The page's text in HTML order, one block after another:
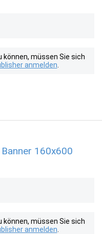
müssen Sie sich
anmelden
160x600
müssen Sie sich
anmelden